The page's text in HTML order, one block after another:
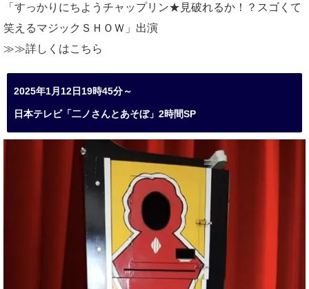
「すっかりにちようチャップリン★見破れるか！？スゴくて
笑えるマジックＳＨＯＷ」出演
≫≫詳しくはこちら
2025年1月12日19時45分～
日本テレビ「二ノさんとあそぼ」2時間SP